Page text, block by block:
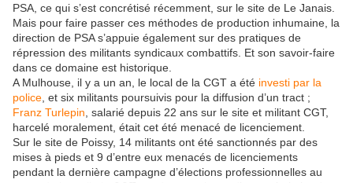
PSA, ce qui s’est concrétisé récemment, sur le site de Le Janais.
Mais pour faire passer ces méthodes de production inhumaine, la
direction de PSA s’appuie également sur des pratiques de
répression des militants syndicaux combattifs. Et son savoir-faire
dans ce domaine est historique.
A Mulhouse, il y a un an, le local de la CGT a été investi par la
police , et six militants poursuivis pour la diffusion d’un tract ;
Franz Turlepin , salarié depuis 22 ans sur le site et militant CGT,
harcelé moralement, était cet été menacé de licenciement.
Sur le site de Poissy, 14 militants ont été sanctionnés par des
mises à pieds et 9 d’entre eux menacés de licenciements
pendant la dernière campagne d’élections professionnelles au